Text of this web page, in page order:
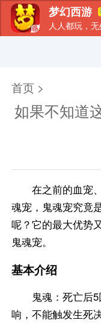
梦幻西游
人人都玩，
首页 >
如果不知道
在之前的血宠、
魂宠，鬼魂宠究竟
呢？它的最大优势
鬼魂宠。
基本介绍
鬼魂：死亡后5
响，不能触发生死